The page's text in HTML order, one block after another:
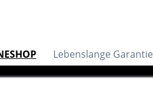
Lebenslange Garantie